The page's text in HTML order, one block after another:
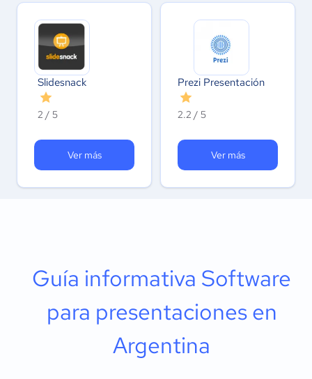
Slidesnack
2 / 5
Ver más
Prezi Presentación
2.2 / 5
Ver más
Guía informativa Software
para presentaciones en
Argentina